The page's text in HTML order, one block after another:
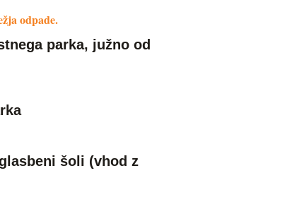
odpade.
parka, južno od
šoli (vhod z